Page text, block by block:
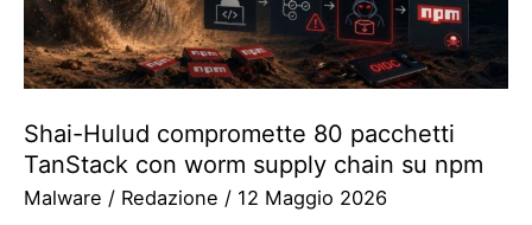
Shai-Hulud compromette 80 pacchetti
TanStack con worm supply chain su npm
Malware / Redazione / 12 Maggio 2026